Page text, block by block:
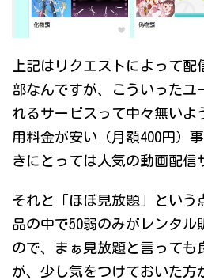
上記はリクエストによって
部なんですが、こういったユ
れるサービスって中々無いよ
用料金が安い（月額400円）
きにとっては人気の動画配信
それと「ほぼ見放題」という
品の中で50弱のみがレンタル
ので、まぁ見放題と言っても
が、少し気をつけておいた方